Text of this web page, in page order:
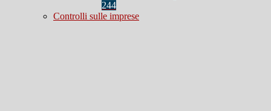
244
Controlli sulle imprese